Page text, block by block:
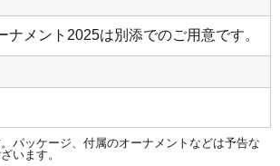
メント2025は別添でのご用意です。
パッケージ、付属のオーナメントなどは予告な
います。